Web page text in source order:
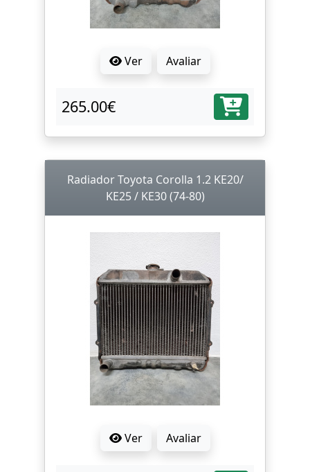
Ver Avaliar
265.00€
Radiador Toyota Corolla 1.2 KE20/
KE25 / KE30 (74-80)
Ver Avaliar